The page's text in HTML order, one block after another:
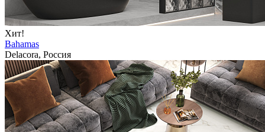
Хит!
Bahamas
Delacora, Россия